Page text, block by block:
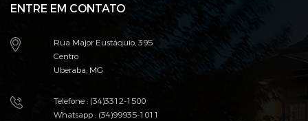
ENTRE EM CONTATO
Rua Major Eustáquio, 395
Centro
Uberaba, MG
Telefone : (34)3312-1500
Whatsapp : (34)99935-1011